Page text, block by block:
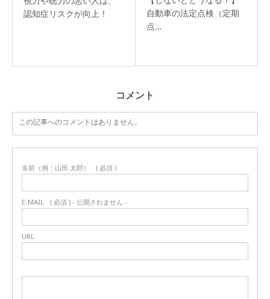
認知症リスクが向上！
自動車の法定点検（定期
点…
コメント
この記事へのコメントはありません。
名前（例：山田 太郎） ( 必須 )
E-MAIL ( 必須 ) - 公開されません -
URL